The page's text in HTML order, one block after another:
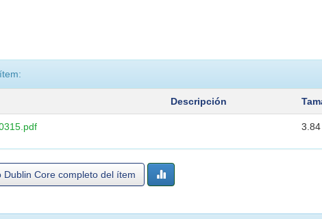
Descripción
Dublin Core completo del ítem